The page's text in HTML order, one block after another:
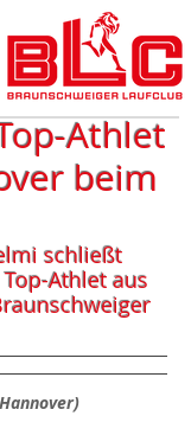
Athlet
beim
schließt
Athlet aus